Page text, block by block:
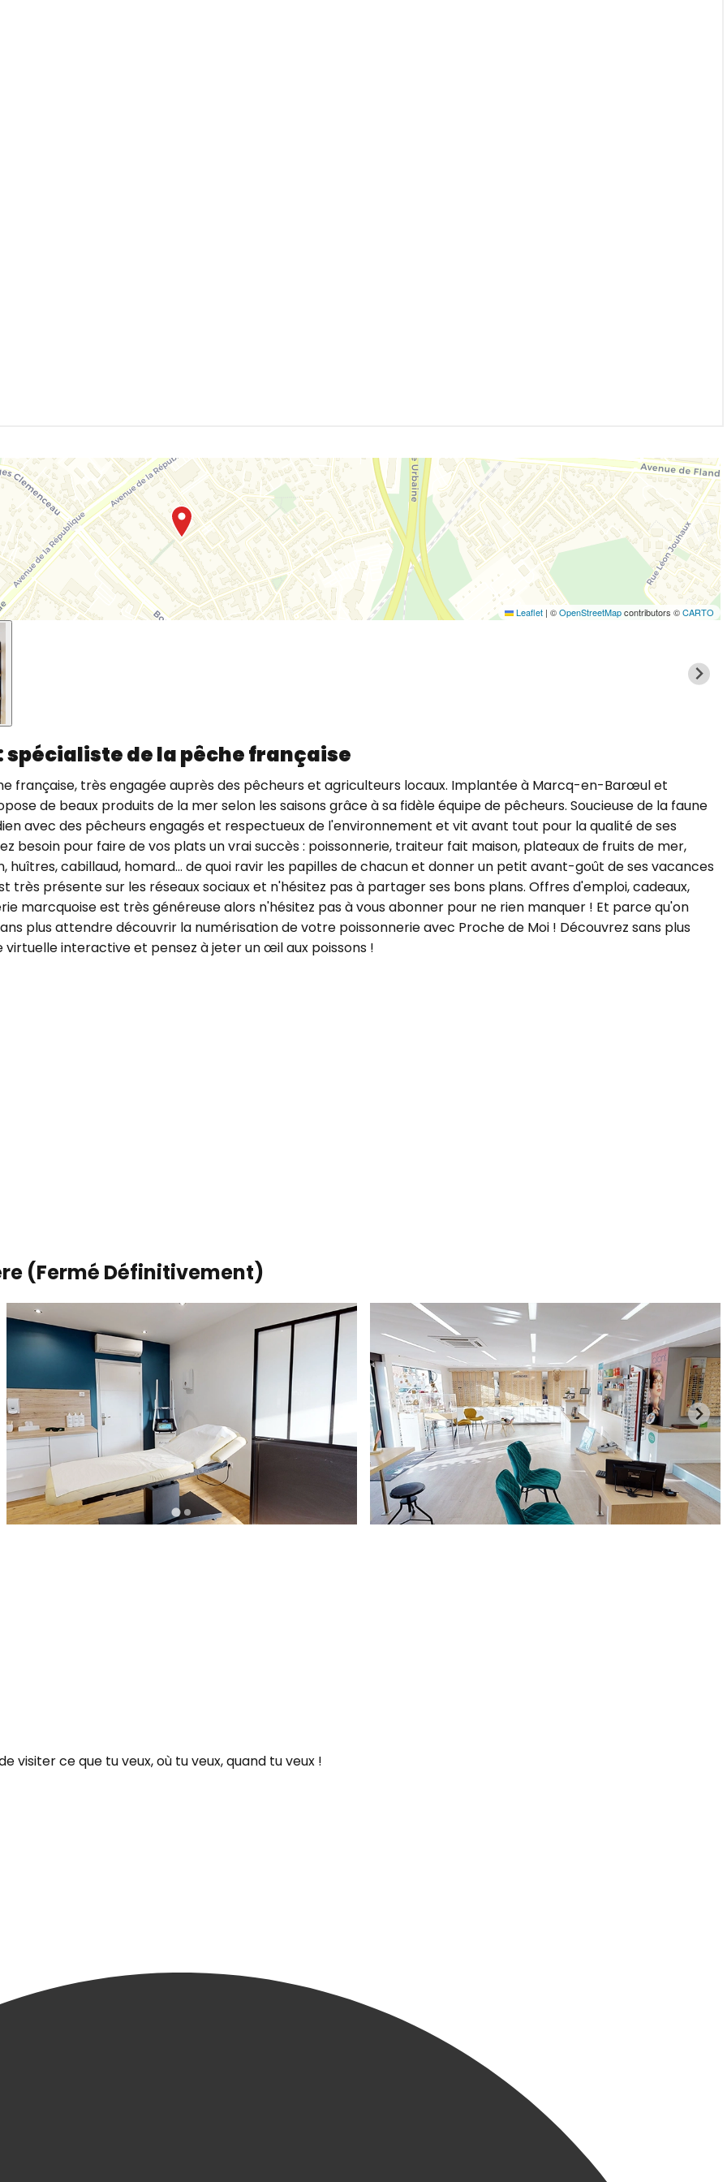
Leaflet | ©OpenStreetMapcontributors ©CARTO
de la pêche française
française, très engagée auprès des pêcheurs et agriculteurs locaux. Implantée à Marcq-en-Barœul et
de beaux produits de la mer selon les saisons grâce à sa fidèle équipe de pêcheurs. Soucieuse de la faune
avec des pêcheurs engagés et respectueux de l'environnement et vit avant tout pour la qualité de ses
besoin pour faire de vos plats un vrai succès : poissonnerie, traiteur fait maison, plateaux de fruits de mer,
huîtres, cabillaud, homard... de quoi ravir les papilles de chacun et donner un petit avant-goût de ses vacances
très présente sur les réseaux sociaux et n'hésitez pas à partager ses bons plans. Offres d'emploi, cadeaux,
marcquoise est très généreuse alors n'hésitez pas à vous abonner pour ne rien manquer ! Et parce qu'on
plus attendre découvrir la numérisation de votre poissonnerie avec Proche de Moi ! Découvrez sans plus
interactive et pensez à jeter un œil aux poissons !
(Fermé Définitivement)
Clin Epil
Marcq-en-Barœul
Pays
Bien-être & beauté
Clin’Epil : Ton institut d'épilation définitive Clin’Epil, ton
institut de beauté & bien-être spécialisé en épilation
définitive, situé à Marcq-en-Barœul. Ils te proposent
des soins de photo-pilaire
Optique A&S
Marcq-en-Barœul,Pays
Boutiques
Optique A&S : Ton Partenaire pour une Vision Claire
Bienvenue chez Optique A&S, ton opticien spécialisé
dans les verres Varilux, situé à Marcq-en-Baroeul, à
quelques pas de Lille. Audrey et Stéphan
visiter ce que tu veux, où tu veux, quand tu veux !